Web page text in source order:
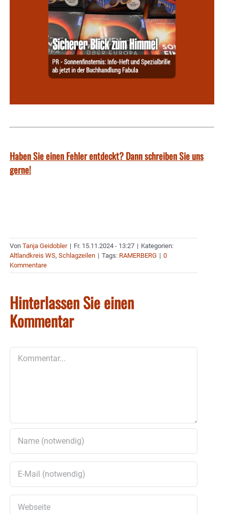
Haben Sie einen Fehler entdeckt? Dann schreiben Sie uns
gerne!
Von Tanja Geidobler | Fr. 15.11.2024 - 13:27 | Kategorien:
Altlandkreis WS, Schlagzeilen | Tags: RAMERBERG | 0
Kommentare
Hinterlassen Sie einen
Kommentar